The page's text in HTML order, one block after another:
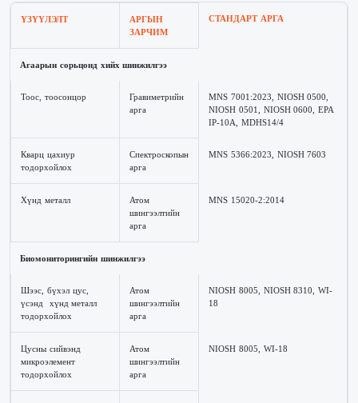
ҮЗҮҮЛЭЛТ
АРГЫН
ЗАРЧИМ
СТАНДАРТ АРГА
Агаарын сорьцонд хийх шинжилгээ
Тоос, тоосонцор
Гравиметрийн
арга
MNS 7001:2023, NIOSH 0500,
NIOSH 0501, NIOSH 0600, EPA
IP-10A, MDHS14/4
Кварц цахиур
тодорхойлох
Спектроскопын
арга
MNS 5366:2023, NIOSH 7603
Хүнд металл
Атом
шингээлтийн
арга
MNS 15020-2:2014
Биомониторингийн шинжилгээ
Шээс, бүхэл цус,
үсэнд хүнд металл
тодорхойлох
Атом
шингээлтийн
арга
NIOSH 8005, NIOSH 8310, WI-
18
Цусны сийвэнд
микроэлемент
тодорхойлох
Атом
шингээлтийн
арга
NIOSH 8005, WI-18